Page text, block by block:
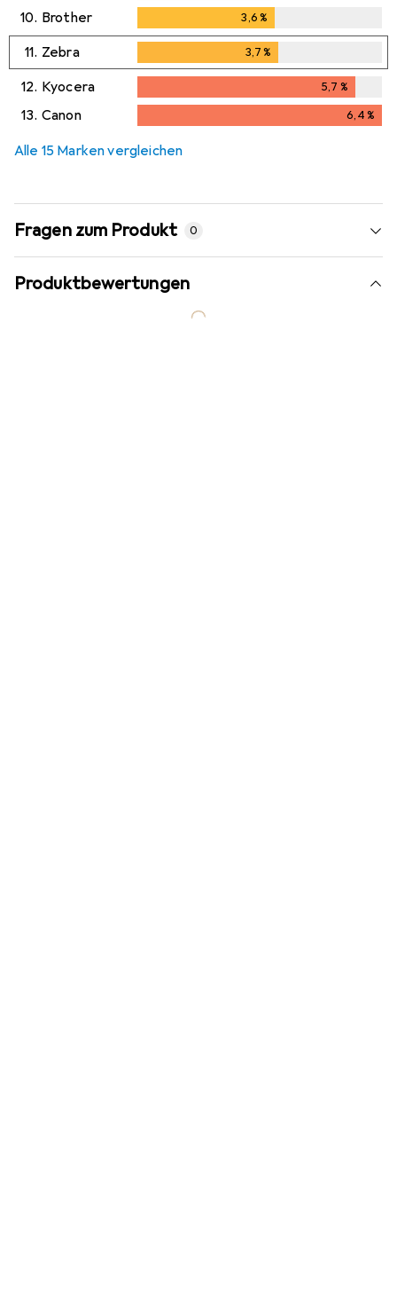
10. Brother 3,6%
11. Zebra 3,7%
12. Kyocera 5,7 %
5,7%
13. Canon 6,4%
Alle 15 Marken vergleichen
Fragen zum Produkt 0
Produktbewertungen